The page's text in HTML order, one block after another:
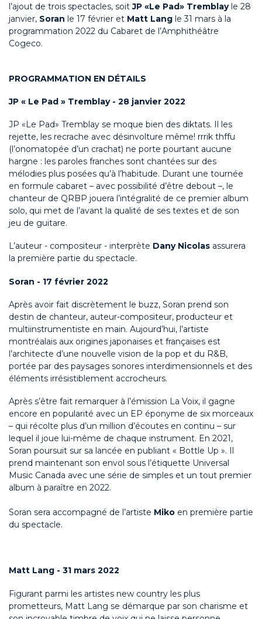
l’ajout de trois spectacles, soitJP «Le Pad» Tremblayle 28
janvier, Soran le 17 février et Matt Lang le 31 mars à la
programmation 2022 du Cabaret de l’Amphithéâtre
Cogeco.
PROGRAMMATION EN DÉTAILS
JP « Le Pad » Tremblay - 28 janvier 2022
JP «Le Pad» Tremblay se moque bien des diktats. Il les
rejette, les recrache avec désinvolture même! rrrik thffu
(l’onomatopée d’un crachat) ne porte pourtant aucune
hargne : les paroles franches sont chantées sur des
mélodies plus posées qu’à l’habitude. Durant une tournée
en formule cabaret – avec possibilité d’être debout –, le
chanteur de QRBP jouera l’intégralité de ce premier album
solo, qui met de l’avant la qualité de ses textes et de son
jeu de guitare.
L’auteur - compositeur - interprète Dany Nicolas assurera
la première partie du spectacle.
Soran - 17 février 2022
Après avoir fait discrètement le buzz, Soran prend son
destin de chanteur, auteur-compositeur, producteur et
multiinstrumentiste en main. Aujourd’hui, l’artiste
montréalais aux origines japonaises et françaises est
l’architecte d’une nouvelle vision de la pop et du R&B,
portée par des paysages sonores interdimensionnels et des
éléments irrésistiblement accrocheurs.
Après s’être fait remarquer à l’émission La Voix, il gagne
encore en popularité avec un EP éponyme de six morceaux
– qui récolte plus d’un million d’écoutes en continu – sur
lequel il joue lui-même de chaque instrument. En 2021,
Soran poursuit sur sa lancée en publiant « Bottle Up ». Il
prend maintenant son envol sous l’étiquette Universal
Music Canada avec une série de simples et un tout premier
album à paraître en 2022.
Soran sera accompagné de l’artiste Miko en première partie
du spectacle.
Matt Lang - 31 mars 2022
Figurant parmi les artistes new country les plus
prometteurs, Matt Lang se démarque par son charisme et